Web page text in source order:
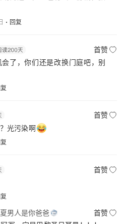
回复
首赞
了，你们还是改换门庭吧，别
首赞
光污染啊
首赞
男人是你爸爸
首赞